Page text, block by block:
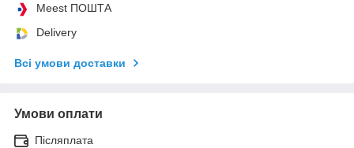
Meest ПОШТА
Delivery
Всі умови доставки
Умови оплати
Післяплата